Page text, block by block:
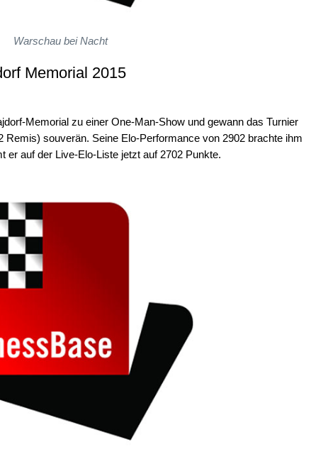
Warschau bei Nacht
Memorial 2015
Memorial zu einer One-Man-Show und gewann das Turnier
Remis) souverän. Seine Elo-Performance von 2902 brachte ihm
er auf der Live-Elo-Liste jetzt auf 2702 Punkte.